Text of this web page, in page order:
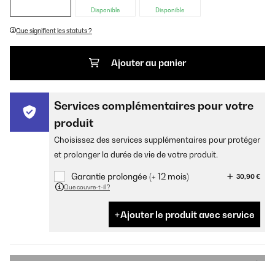
Disponible Disponible
Que signifient les statuts ?
Ajouter au panier
Services complémentaires pour votre
produit
Choisissez des services supplémentaires pour protéger
et prolonger la durée de vie de votre produit.
Garantie prolongée (+ 12 mois)
30,90 €
Que couvre-t-il ?
Ajouter le produit avec service